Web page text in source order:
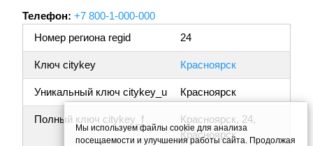
Телефон: +7 800-1-000-000
Номер региона regid
24
Ключ citykey Красноярск
Уникальный ключ citykey_u Красноярск
Полный ключ citykey_f
Красноярск, 24,
Красноярск
Мы используем файлы cookie для анализа
посещаемости и улучшения работы сайта. Продолжая